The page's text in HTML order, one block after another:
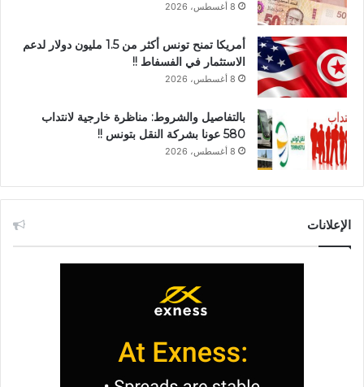
8 أغسطس، 2026
أمريكا تمنح تونس أكثر من 1.5 مليون دولار لدعم
الاستثمار في الفسفاط !!
8 أغسطس، 2026
بالتفاصيل والشروط: مناظرة خارجية لانتداب
580 عونا بشركة النقل بتونس !!
8 أغسطس، 2026
الإعلانات